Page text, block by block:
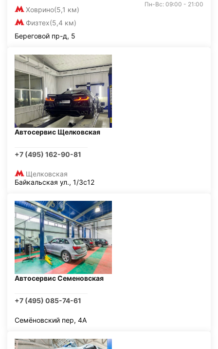
Ховрино(5,1 км)
Физтех(5,4 км)
Пн-Вс: 09:00 - 21:00
Береговой пр-д, 5
Автосервис Щелковская
+7 (495) 162-90-81
Щелковская
Байкальская ул., 1/3с12
Автосервис Семеновская
+7 (495) 085-74-61
Семёновский пер, 4А